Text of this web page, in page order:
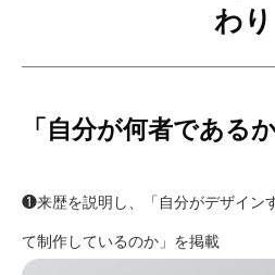
わり
「自分が何者である
❶来歴を説明し、「自分がデザイン
て制作しているのか」を掲載